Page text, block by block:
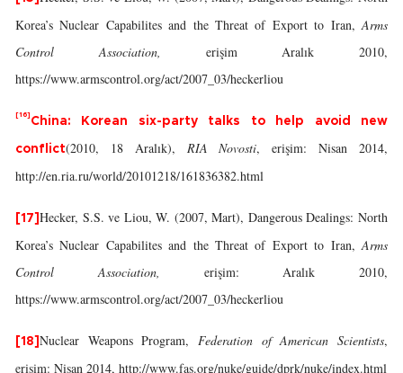
Korea’s Nuclear Capabilites and the Threat of Export to Iran,Arms
Control Association, erişim Aralık 2010,
https://www.armscontrol.org/act/2007_03/heckerliou
[16]
China: Korean six-party talks to help avoid new
conflict(2010, 18 Aralık), RIA Novosti, erişim: Nisan 2014,
http://en.ria.ru/world/20101218/161836382.html
[17] Hecker, S.S. ve Liou, W. (2007, Mart), Dangerous Dealings: North
Korea’s Nuclear Capabilites and the Threat of Export to Iran,Arms
Control Association, erişim: Aralık 2010,
https://www.armscontrol.org/act/2007_03/heckerliou
[18] Nuclear Weapons Program, Federation of American Scientists,
erişim: Nisan 2014, http://www.fas.org/nuke/guide/dprk/nuke/index.html